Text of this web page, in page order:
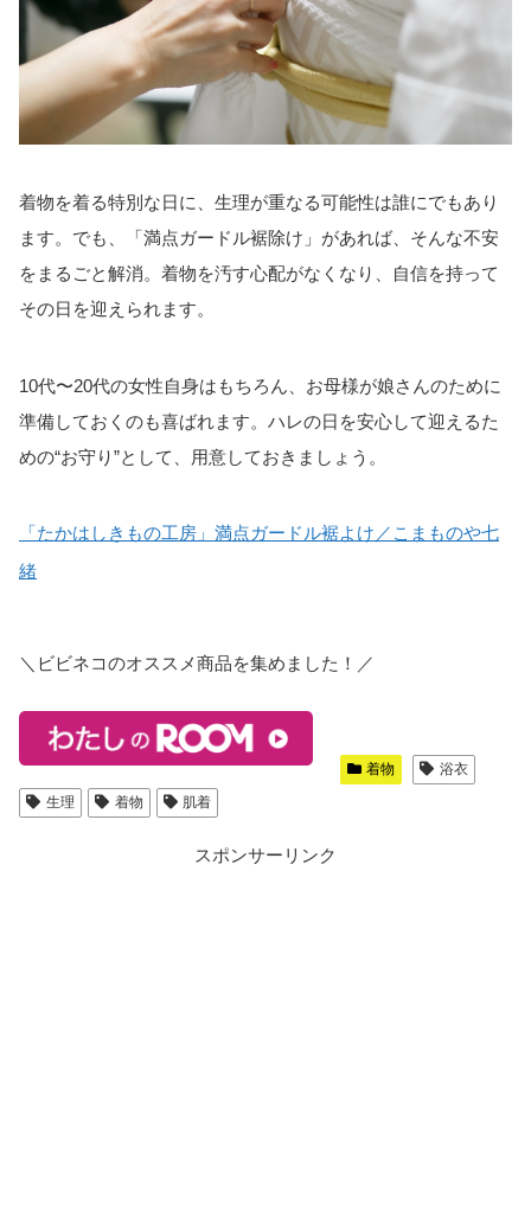
着物を着る特別な日に、生理が重なる可能性は誰にでもあり
ます。でも、「満点ガードル裾除け」があれば、そんな不安
をまるごと解消。着物を汚す心配がなくなり、自信を持って
その日を迎えられます。
10代〜20代の女性自身はもちろん、お母様が娘さんのために
準備しておくのも喜ばれます。ハレの日を安心して迎えるた
めの“お守り”として、用意しておきましょう。
「たかはしきもの工房」満点ガードル裾よけ／こまものや七
緒
＼ビビネコのオススメ商品を集めました！／
着物
浴衣
生理
着物 肌着
スポンサーリンク